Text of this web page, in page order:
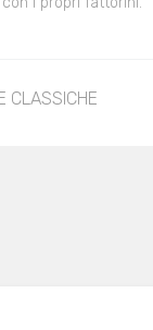
CLASSICHE